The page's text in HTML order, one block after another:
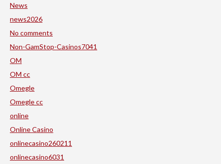
News
news2026
No comments
Non-GamStop-Casinos7041
OM
OM cc
Omegle
Omegle cc
online
Online Casino
onlinecasino260211
onlinecasino6031